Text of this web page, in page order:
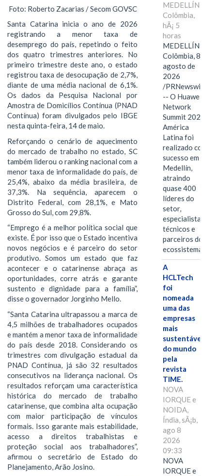
Foto: Roberto Zacarias / Secom GOVSC
Santa Catarina inicia o ano de 2026
registrando a menor taxa de
desemprego do país, repetindo o feito
dos quatro trimestres anteriores. No
primeiro trimestre deste ano, o estado
registrou taxa de desocupação de 2,7%,
diante de uma média nacional de 6,1%.
Os dados da Pesquisa Nacional por
Amostra de Domicílios Contínua (PNAD
Contínua) foram divulgados pelo IBGE
nesta quinta-feira, 14 de maio.
Reforçando o cenário de aquecimento
do mercado de trabalho no estado, SC
também liderou o ranking nacional com a
menor taxa de informalidade do país, de
25,4%, abaixo da média brasileira, de
37,3%. Na sequência, aparecem o
Distrito Federal, com 28,1%, e Mato
Grosso do Sul, com 29,8%.
“Emprego é a melhor política social que
existe. É por isso que o Estado incentiva
novos negócios e é parceiro do setor
produtivo. Somos um estado que faz
acontecer e o catarinense abraça as
oportunidades, corre atrás e garante
sustento e dignidade para a família”,
disse o governador Jorginho Mello.
“Santa Catarina ultrapassou a marca de
4,5 milhões de trabalhadores ocupados
e mantém a menor taxa de informalidade
do país desde 2018. Considerando os
trimestres com divulgação estadual da
PNAD Contínua, já são 32 resultados
consecutivos na liderança nacional. Os
resultados reforçam uma característica
histórica do mercado de trabalho
catarinense, que combina alta ocupação
com maior participação de vínculos
formais. Isso garante mais estabilidade,
acesso a direitos trabalhistas e
proteção social aos trabalhadores”,
afirmou o secretário de Estado do
Planejamento, Arão Josino.
MEDELLÍN,
Colômbia,
hÃ¡ 5
horas
MEDELLÍN,
Colômbia, 8 de
agosto de
2026
/PRNewswire/
-- O Huawei
Network
Summit 2026
América
Latina foi
realizado com
sucesso em
Medellín,
atraindo
quase 400
líderes do
setor,
especialistas
técnicos e
parceiros do
ecossistema.…
A
HCLTech
foi
nomeada
uma das
empresas
mais
sustentáveis
do mundo
pela
revista
TIME.
NOVA
IORQUE e
NOIDA,
Índia, sÃ¡b,
ago 8
2026
09:33
NOVA
IORQUE e